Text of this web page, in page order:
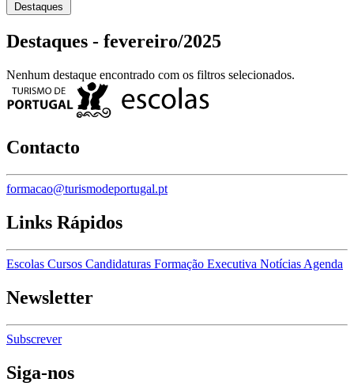
Destaques
Destaques - fevereiro/2025
Nenhum destaque encontrado com os filtros selecionados.
Contacto
formacao@turismodeportugal.pt
Links Rápidos
Escolas Cursos Candidaturas Formação Executiva Notícias Agenda
Newsletter
Subscrever
Siga-nos